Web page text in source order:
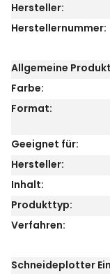
Hersteller:
Herstellernummer:
Allgemeine
Farbe:
Format:
Geeignet für:
Hersteller:
Inhalt:
Produkttyp:
Verfahren:
Schneideplotter